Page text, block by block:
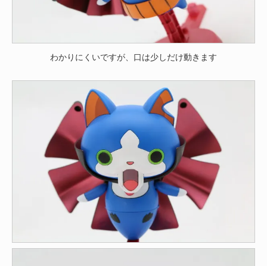
わかりにくいですが、口は少しだけ動きます